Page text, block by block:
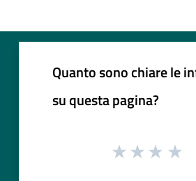
Quanto sono chiare le
su questa pagina?